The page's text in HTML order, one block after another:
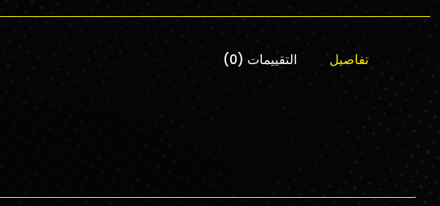
تفاصيل التقييمات (0)